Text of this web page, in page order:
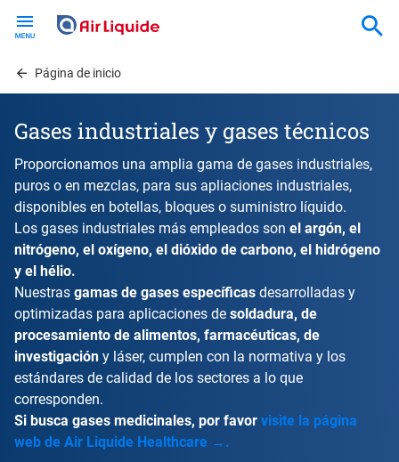
contentPágina de inicio
Gases industriales y gases técnicos
Proporcionamos una amplia gama de gases industriales,
puros o en mezclas, para sus apliaciones industriales,
disponibles en botellas, bloques o suministro líquido.
Los gases industriales más empleados son el argón, el
nitrógeno, el oxígeno, el dióxido de carbono, el hidrógeno
y el hélio.
Nuestras gamas de gases específicas desarrolladas y
optimizadas para aplicaciones de soldadura, de
procesamiento de alimentos, farmacéuticas, de
investigación y láser, cumplen con la normativa y los
estándares de calidad de los sectores a lo que
corresponden.
Si busca gases medicinales, por favor visite la página
web de Air Liquide Healthcare →.